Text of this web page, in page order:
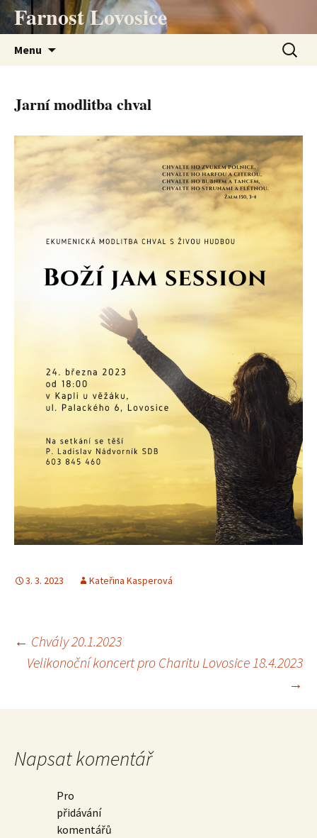
PřejítFarnost Lovosice
Menu
Jarní modlitba chval
3. 3. 2023 Kateřina Kasperová
Navigace
pro
příspěvky
← Chvály 20.1.2023
Velikonoční koncert pro Charitu Lovosice 18.4.2023
→
Napsat komentář
Pro
přidávání
komentářů